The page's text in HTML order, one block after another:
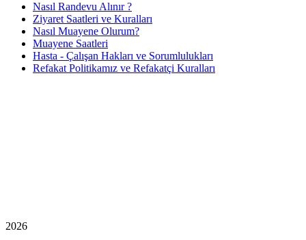
Nasıl Randevu Alınır ?
Ziyaret Saatleri ve Kuralları
Nasıl Muayene Olurum?
Muayene Saatleri
Hasta - Çalışan Hakları ve Sorumlulukları
Refakat Politikamız ve Refakatçi Kuralları
2026